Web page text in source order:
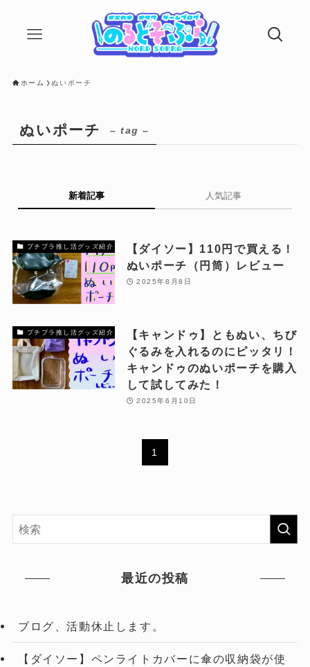
ホーム ぬいポーチ
ぬいポーチ – tag –
新着記事 人気記事
プチプラ推し活グッズ紹介
【ダイソー】110円で買える！
ぬいポーチ（円筒）レビュー
2025年8月8日
プチプラ推し活グッズ紹介
【キャンドゥ】ともぬい、ちび
ぐるみを入れるのにピッタリ！
キャンドゥのぬいポーチを購入
して試してみた！
2025年6月10日
1
最近の投稿
ブログ、活動休止します。
【ダイソー】ペンライトカバーに傘の収納袋が使